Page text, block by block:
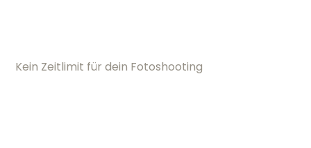
Kein Zeitlimit für dein Fotoshooting